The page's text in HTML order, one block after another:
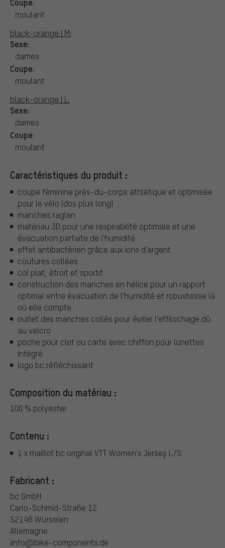
moulant
black-orange | M:
Sexe:
dames
Coupe:
moulant
black-orange | L:
Sexe:
dames
Coupe:
moulant
Caractéristiques du produit :
coupe féminine près-du-corps athlétique et optimisée
pour le vélo (dos plus long)
manches raglan
matériau 3D pour une respirabilité optimale et une
évacuation parfaite de l'humidité
effet antibactérien grâce aux ions d'argent
coutures collées
col plat, étroit et sportif
construction des manches en hélice pour un rapport
optimal entre évacuation de l'humidité et robustesse là
où elle compte
ourlet des manches collés pour éviter l'effilochage dû
au velcro
poche pour clef ou carte avec chiffon pour lunettes
intégré
logo bc réfléchissant
Composition du matériau :
100 % polyester
Contenu :
1 x maillot bc original VTT Women's Jersey L/S
Fabricant :
bc GmbH
Carlo-Schmid-Straße 12
52146 Würselen
Allemagne
iinfo@bike-components.de